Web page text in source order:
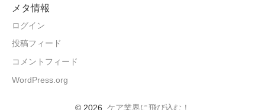
メタ情報
ログイン
投稿フィード
コメントフィード
WordPress.org
© 2026 ケア業界に飛び込む！